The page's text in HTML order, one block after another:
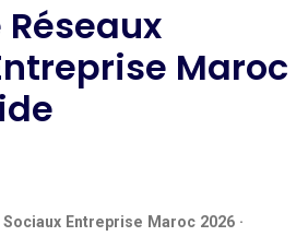
Maroc
Entreprise Maroc 2026 ·